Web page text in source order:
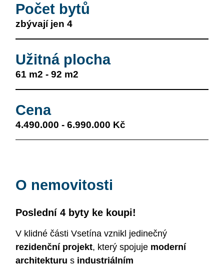
Počet bytů
zbývají jen 4
Užitná plocha
61 m2 - 92 m2
Cena
4.490.000 - 6.990.000 Kč
O nemovitosti
Poslední 4 byty ke koupi!
V klidné části Vsetína vznikl jedinečný
rezidenční projekt, který spojuje moderní
architekturus industriálním